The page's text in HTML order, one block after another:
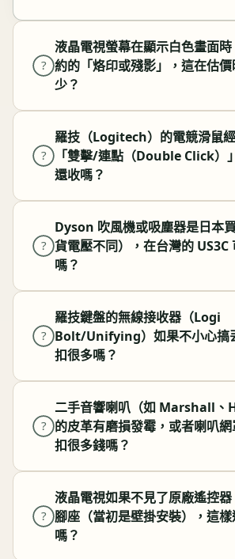
?
液晶電視螢幕在顯示白色畫面
約的「烙印或殘影」，這在估
少？
?
羅技（Logitech）的電競滑鼠
「雙擊/連點（Double Click）
還收嗎？
?
Dyson 吹風機或吸塵器是日本
貨電壓不同），在台灣的 US3C
嗎？
?
羅技鍵盤的無線接收器（Logi
Bolt/Unifying）如果不小心搞
扣很多嗎？
?
二手音響喇叭（如 Marshall、
的皮革有磨損發霉，或者喇叭
扣很多錢嗎？
?
液晶電視如果不見了原廠遙控
腳座（當初是壁掛安裝），這
嗎？